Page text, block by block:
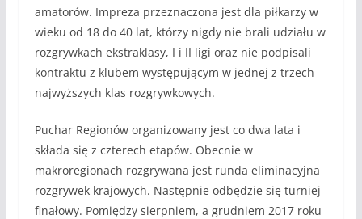
amatorów. Impreza przeznaczona jest dla piłkarzy w
wieku od 18 do 40 lat, którzy nigdy nie brali udziału w
rozgrywkach ekstraklasy, I i II ligi oraz nie podpisali
kontraktu z klubem występującym w jednej z trzech
najwyższych klas rozgrywkowych.
Puchar Regionów organizowany jest co dwa lata i
składa się z czterech etapów. Obecnie w
makroregionach rozgrywana jest runda eliminacyjna
rozgrywek krajowych. Następnie odbędzie się turniej
finałowy. Pomiędzy sierpniem, a grudniem 2017 roku